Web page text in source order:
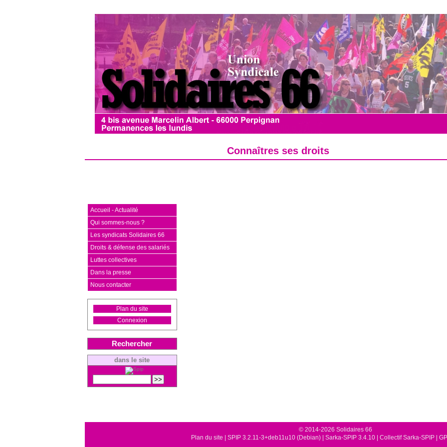
Connaîtres ses droits
Accueil - Actualité
Qui sommes-nous ?
Les syndicats Solidaires 66
Droits & défense des salariés
Luttes collectives
Dans la presse
Nous contacter
Plan du site
Connexion
Rechercher
dans le site
© 2014-2026 Solidaires 66
Plan du site
SPIP 3.2.11-3+deb11u10 (Debian) Sarka-SPIP 3.4.10 Collectif Sarka-SPIP